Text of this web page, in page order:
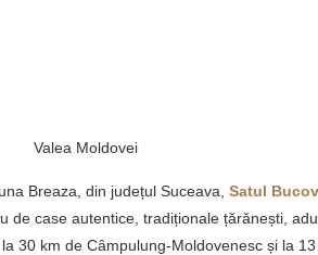
Valea Moldovei
Breaza, din județul Suceava, Satul
de case autentice, tradiționale țărănești,
30 km de Câmpulung-Moldovenesc și la